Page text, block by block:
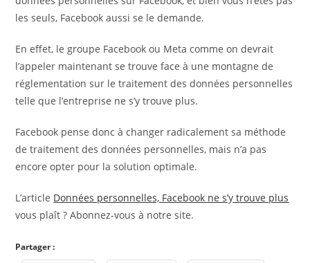
les seuls, Facebook aussi se le demande.
En effet, le groupe Facebook ou Meta comme on devrait
l’appeler maintenant se trouve face à une montagne de
réglementation sur le traitement des données personnelles
telle que l’entreprise ne s’y trouve plus.
Facebook pense donc à changer radicalement sa méthode
de traitement des données personnelles, mais n’a pas
encore opter pour la solution optimale.
L’article Données personnelles, Facebook ne s’y trouve plus
vous plaît ? Abonnez-vous à notre site.
Partager :